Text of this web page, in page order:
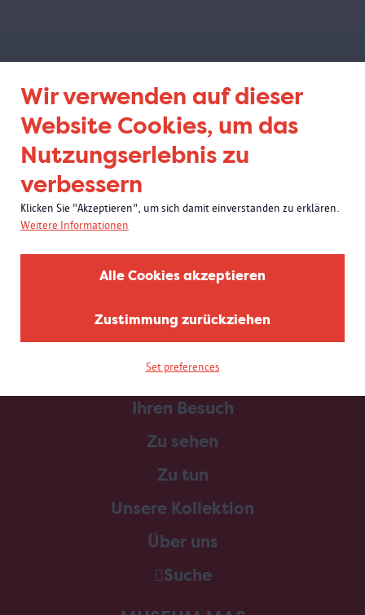
Wir verwenden auf dieser
Website Cookies, um das
Nutzungserlebnis zu
verbessern
Klicken Sie "Akzeptieren", um sich damit einverstanden zu erklären.
Weitere Informationen
Alle Cookies akzeptieren
Zustimmung zurückziehen
Set preferences
Abonnieren Sie unseren
Newsletter
Home
Ihren Besuch
Zu sehen
Zu tun
Unsere Kollektion
Über uns
Suche